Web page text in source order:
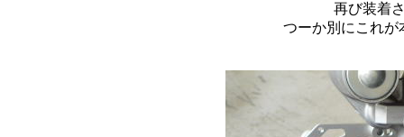
再び装着
つーか別にこれが